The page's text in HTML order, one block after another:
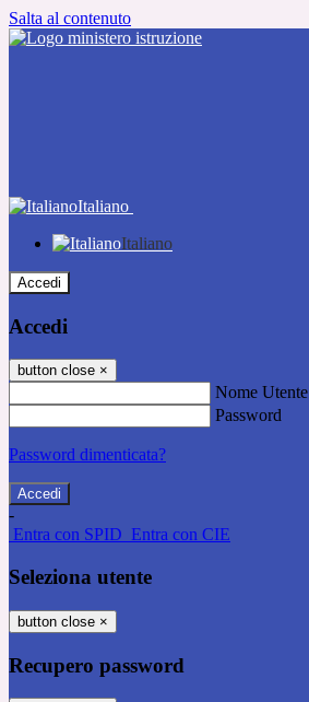
Salta al contenuto
Italiano
Italiano
Accedi
Accedi
button close ×
Nome Utente
Password
Password dimenticata?
-
Entra con SPID Entra con CIE
Seleziona utente
button close ×
Recupero password